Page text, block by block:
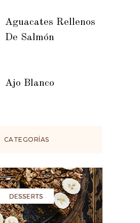
Aguacates Rellenos
De Salmón
Ajo Blanco
CATEGORÍAS